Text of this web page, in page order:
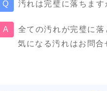
汚れは完璧に落ちます
全ての汚れが完璧に
気になる汚れはお問合